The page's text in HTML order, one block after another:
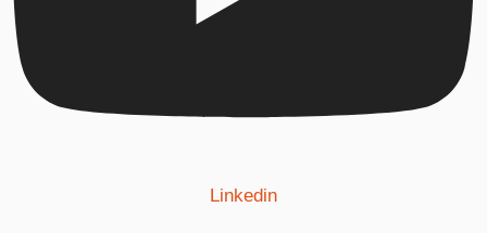
Linkedin